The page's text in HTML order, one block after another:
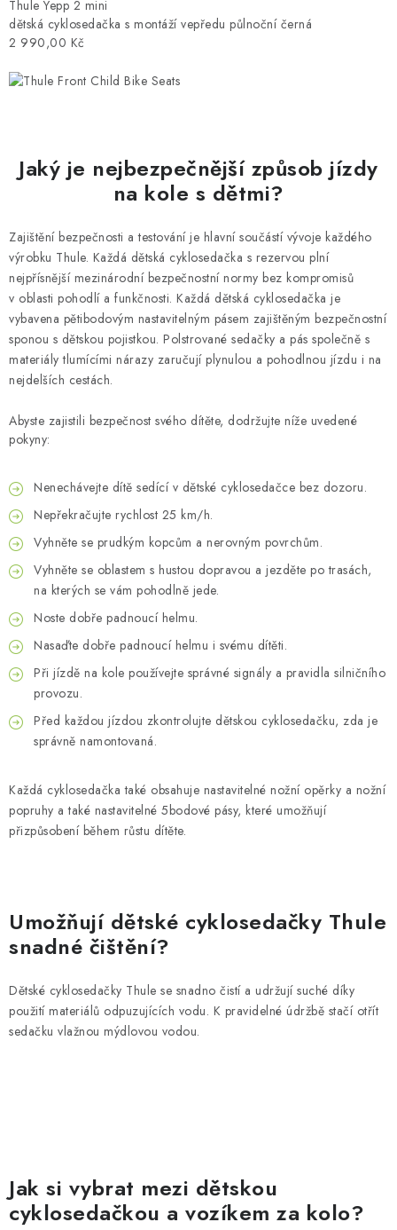
Thule Yepp 2 mini
dětská cyklosedačka s montáží vepředu půlnoční černá
2 990,00 Kč
Jaký je nejbezpečnější způsob jízdy
na kole s dětmi?
Zajištění bezpečnosti a testování je hlavní součástí vývoje každého
výrobku Thule. Každá dětská cyklosedačka s rezervou plní
nejpřísnější mezinárodní bezpečnostní normy bez kompromisů
v oblasti pohodlí a funkčnosti. Každá dětská cyklosedačka je
vybavena pětibodovým nastavitelným pásem zajištěným bezpečnostní
sponou s dětskou pojistkou. Polstrované sedačky a pás společně s
materiály tlumícími nárazy zaručují plynulou a pohodlnou jízdu i na
nejdelších cestách.
Abyste zajistili bezpečnost svého dítěte, dodržujte níže uvedené
pokyny:
Nenechávejte dítě sedící v dětské cyklosedačce bez dozoru.
Nepřekračujte rychlost 25 km/h.
Vyhněte se prudkým kopcům a nerovným povrchům.
Vyhněte se oblastem s hustou dopravou a jezděte po trasách,
na kterých se vám pohodlně jede.
Noste dobře padnoucí helmu.
Nasaďte dobře padnoucí helmu i svému dítěti.
Při jízdě na kole používejte správné signály a pravidla silničního
provozu.
Před každou jízdou zkontrolujte dětskou cyklosedačku, zda je
správně namontovaná.
Každá cyklosedačka také obsahuje nastavitelné nožní opěrky a nožní
popruhy a také nastavitelné 5bodové pásy, které umožňují
přizpůsobení během růstu dítěte.
Umožňují dětské cyklosedačky Thule
snadné čištění?
Dětské cyklosedačky Thule se snadno čistí a udržují suché díky
použití materiálů odpuzujících vodu. K pravidelné údržbě stačí otřít
sedačku vlažnou mýdlovou vodou.
Jak si vybrat mezi dětskou
cyklosedačkou a vozíkem za kolo?